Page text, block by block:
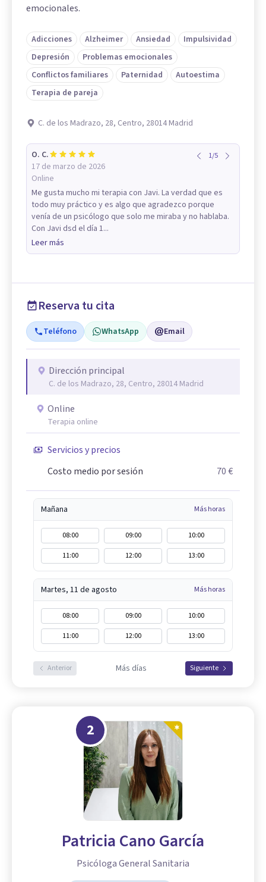
emocionales.
Adicciones Alzheimer Ansiedad
Impulsividad
Depresión
Problemas emocionales
Conflictos familiares
Paternidad
Autoestima
Terapia de pareja
C. de los Madrazo, 28, Centro, 28014 Madrid
O. C.
17 de marzo de 2026
Online
1/5
Me gusta mucho mi terapia con Javi. La verdad que es
todo muy práctico y es algo que agradezco porque
venía de un psicólogo que solo me miraba y no hablaba.
Con Javi dsd el día 1...
Leer más
Reserva tu cita
Teléfono WhatsApp Email
Dirección principal
C. de los Madrazo, 28, Centro, 28014 Madrid
Online
Terapia online
Servicios y precios
Costo medio por sesión
70 €
Mañana Más horas
08:00 09:00
10:00
11:00
12:00 13:00
Martes, 11 de agosto Más horas
08:00 09:00
10:00
11:00
12:00 13:00
Anterior Más días Siguiente
2
Patricia Cano García
Psicóloga General Sanitaria